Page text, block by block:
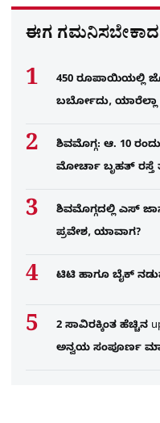
ಈಗ
450 ರೂಪಾಯಿಯಲ್ಲಿ
ಬರ್ಬೋದು, ಯಾರೆಲ್ಲಾ
ಶಿವಮೊಗ್ಗ: ಆ. 10
ಮೋರ್ಚಾ ಬೃಹತ್ ರಸ್ತೆ
ಶಿವಮೊಗ್ಗದಲ್ಲಿ ಎಸ್​
ಪ್ರವೇಶ, ಯಾವಾಗ?
ಟಿಟಿ ಹಾಗೂ ಬೈಕ್
2 ಸಾವಿರಕ್ಕಿಂತ ಹೆಚ್ಚಿನ
ಅನ್ವಯ ಸಂಪೂರ್ಣ